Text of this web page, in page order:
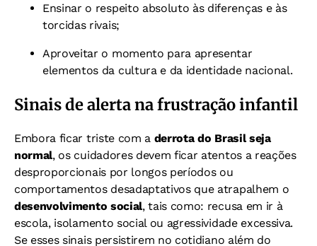
Ensinar o respeito absoluto às diferenças e às
torcidas rivais;
Aproveitar o momento para apresentar
elementos da cultura e da identidade nacional.
Sinais de alerta na frustração infantil
Embora ficar triste com a derrota do Brasil seja
normal, os cuidadores devem ficar atentos a reações
desproporcionais por longos períodos ou
comportamentos desadaptativos que atrapalhem o
desenvolvimento social, tais como: recusa em ir à
escola, isolamento social ou agressividade excessiva.
Se esses sinais persistirem no cotidiano além do